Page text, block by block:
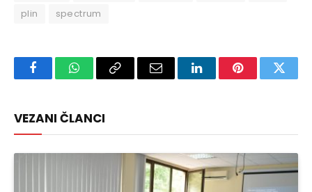
plin
spectrum
FacebookWhatsAppCopy
Email LinkedInPinterest
VEZANI ČLANCI